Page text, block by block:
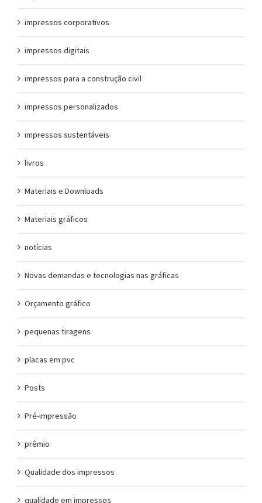
impressos corporativos
impressos digitais
impressos para a construção civil
impressos personalizados
impressos sustentáveis
livros
Materiais e Downloads
Materiais gráficos
notícias
Novas demandas e tecnologias nas gráficas
Orçamento gráfico
pequenas tiragens
placas em pvc
Posts
Pré-impressão
prêmio
Qualidade dos impressos
qualidade em impressos